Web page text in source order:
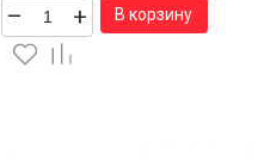
– + В корзину